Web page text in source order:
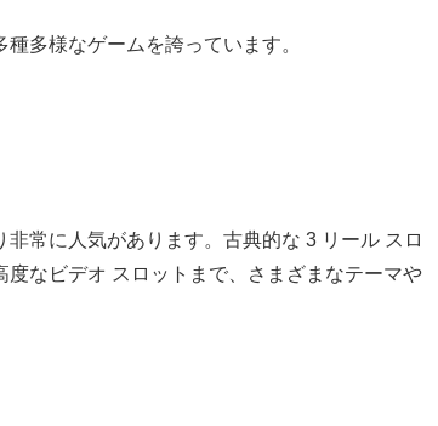
多様なゲームを誇っています。
常に人気があります。古典的な 3 リール スロ
なビデオ スロットまで、さまざまなテーマや